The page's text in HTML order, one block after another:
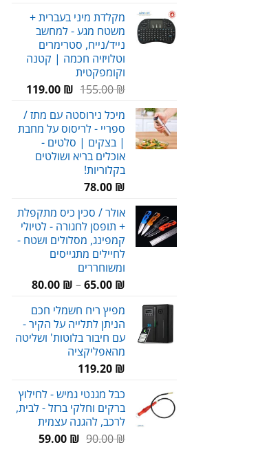
היה:
119.00 ₪.
הוא:מקלדת מיני בעברית +
משטח מגע - למחשב
נייד/נייח, סטרימרים
וטלויזיה חכמה | קטנה
וקומפקטית
155.00₪
המחיר
היה:
155.00 ₪.
119.00 ₪
המחיר
הוא:
119.00 ₪.
מיכל נירוסטה עם מתז /
ספריי - לריסוס על מחבת
| בצקים | סלטים -
אוכלים בריא ושולטים
בקלוריות!
78.00 ₪
אולר / סכין כיס מתקפלת
+ תופסן לחגורה - לטיולי
קמפינג, מסלולים ושטח -
לחיילים מתגייסים
ומשוחררים
65.00 ₪
–
80.00 ₪
טווח
עד
מפיץ ריח חשמלי חכם
הניתן לתלייה על הקיר -
עם חיבור בלוטות' ושליטה
מהאפליקציה
119.20 ₪
כבל מגנטי גמיש - לחילוץ
ברקים וחלקי ברזל - לבית,
לרכב, להגנה עצמית
90.00₪
המחיר59.00 ₪
המחיר